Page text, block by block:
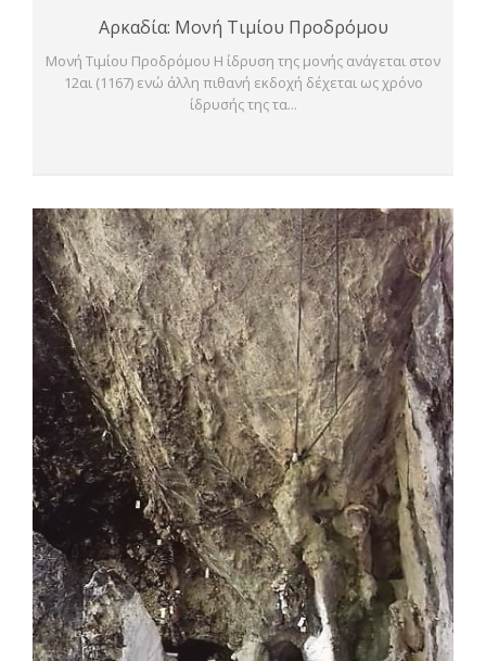
Αρκαδία: Μονή Τιμίου Προδρόμου
Μονή Τιμίου Προδρόμου H ίδρυση της μονής ανάγεται στον
12αι (1167) ενώ άλλη πιθανή εκδοχή δέχεται ως χρόνο
ίδρυσής της τα...